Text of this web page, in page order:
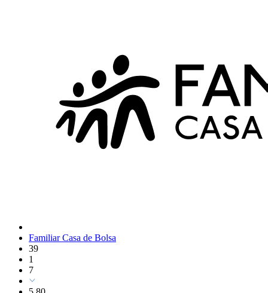
Familiar Casa de Bolsa
39
1
7